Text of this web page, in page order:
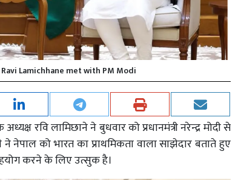
Lamichhane met with PM Modi
रवि लामिछाने ने बुधवार को प्रधानमंत्री नरेन्द्र मोदी से
नेपाल को भारत का प्राथमिकता वाला साझेदार बताते हुए
करने के लिए उत्सुक है।